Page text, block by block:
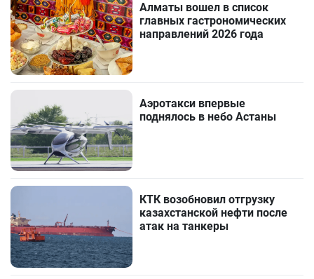
Алматы вошел в список
главных гастрономических
направлений 2026 года
Аэротакси впервые
поднялось в небо Астаны
КТК возобновил отгрузку
казахстанской нефти после
атак на танкеры